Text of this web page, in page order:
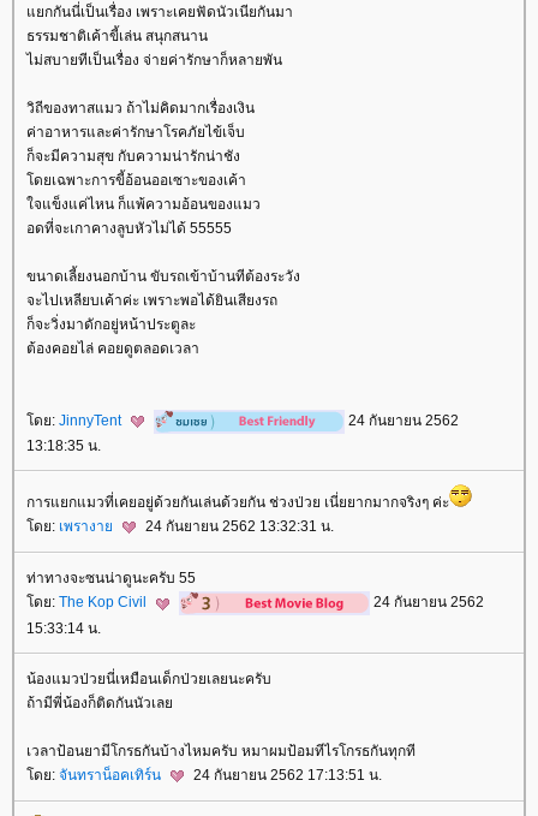
กกันนี่เป็นเรื่อง เพราะเคยฟัดนัวเนียกันมา
ธรรมชาติเค้าขี้เล่น สนุกสนาน
ไม่สบายทีเป็นเรื่อง จ่ายค่ารักษาก็หลายพัน
วิถีของทาสแมว ถ้าไม่คิดมากเรื่องเงิน
ค่าอาหารและค่ารักษาโรคภัยไข้เจ็บ
ก็จะมีความสุข กับความน่ารักน่าชัง
ดยเฉพาะการขี้อ้อนออเซาะของเค้า
จแข็งแค่ไหน ก็แพ้ความอ้อนของแมว
อดที่จะเกาคางลูบหัวไม่ได้ 55555
ขนาดเลี้ยงนอกบ้าน ขับรถเข้าบ้านทีต้องระวัง
จะไปเหลียบเค้าค่ะ เพราะพอได้ยินเสียงรถ
ก็จะวิ่งมาดักอยู่หน้าประตูละ
ต้องคอยไล่ คอยดูตลอดเวลา
ดย: JinnyTent
24 กันยายน 2562
13:18:35 น.
การแยกแมวที่เคยอยู่ด้วยกันเล่นด้วยกัน ช่วงป่วย เนี่ยยากมากจริงๆ ค่ะ
ดย: เพรางา 24 กันยายน 2562 13:32:31 น.
ท่าทางจะซนน่าดูนะครับ 55
ดย: The Kop Civil
24 กันยายน 2562
15:33:14 น.
น้องแมวป่วยนี่เหมือนเด็กป่วยเลยนะครับ
ถ้ามีพี่น้องก็ติดกันนัวเล
เวลาป้อนยามีโกรธกันบ้างไหมครับ หมาผมป้อมทีไรโกรธกันทุกที
ดย: จันทราน็อคเทิร์น 24 กันยายน 2562 17:13:51 น.